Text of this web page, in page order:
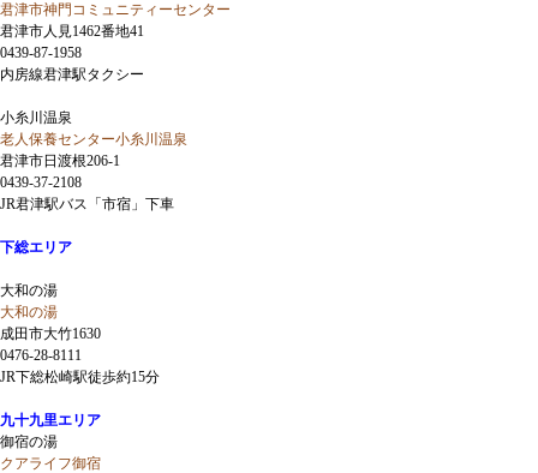
君津市神門コミュニティーセンター
君津市人見1462番地41
0439-87-1958
内房線君津駅タクシー
小糸川温泉
老人保養センター小糸川温泉
君津市日渡根206-1
0439-37-2108
JR君津駅バス「市宿」下車
下総エリア
大和の湯
大和の湯
成田市大竹1630
0476-28-8111
JR下総松崎駅徒歩約15分
九十九里エリア
御宿の湯
クアライフ御宿